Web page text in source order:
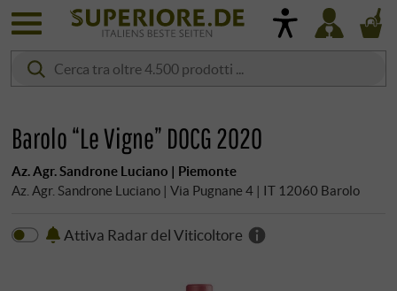
Barolo “Le Vigne” DOCG 2020
Az. Agr. Sandrone Luciano | Piemonte
Az. Agr. Sandrone Luciano | Via Pugnane 4 | IT 12060 Barolo
Attiva Radar del Viticoltore